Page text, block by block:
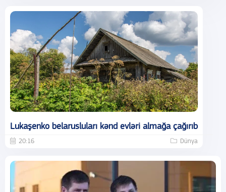
Lukaşenko belarusluları kənd evləri almağa çağırıb
20:16 Dünya